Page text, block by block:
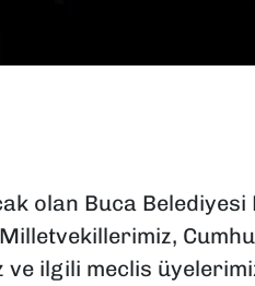
olan Buca Belediyesi
Cumhur
ve ilgili meclis